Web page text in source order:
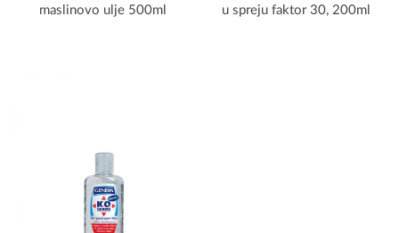
maslinovo ulje 500ml
u spreju faktor 30, 200ml